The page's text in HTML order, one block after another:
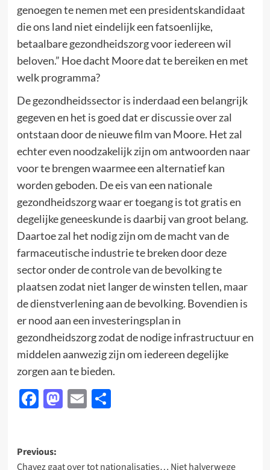
genoegen te nemen met een presidentskandidaat
die ons land niet eindelijk een fatsoenlijke,
betaalbare gezondheidszorg voor iedereen wil
beloven.” Hoe dacht Moore dat te bereiken en met
welk programma?
De gezondheidssector is inderdaad een belangrijk
gegeven en het is goed dat er discussie over zal
ontstaan door de nieuwe film van Moore. Het zal
echter even noodzakelijk zijn om antwoorden naar
voor te brengen waarmee een alternatief kan
worden geboden. De eis van een nationale
gezondheidszorg waar er toegang is tot gratis en
degelijke geneeskunde is daarbij van groot belang.
Daartoe zal het nodig zijn om de macht van de
farmaceutische industrie te breken door deze
sector onder de controle van de bevolking te
plaatsen zodat niet langer de winsten tellen, maar
de dienstverlening aan de bevolking. Bovendien is
er nood aan een investeringsplan in
gezondheidszorg zodat de nodige infrastructuur en
middelen aanwezig zijn om iedereen degelijke
zorgen aan te bieden.
Facebook
Mastodon
EmailDelen
Post
Previous:
Chavez gaat over tot nationalisaties… Niet halverwege